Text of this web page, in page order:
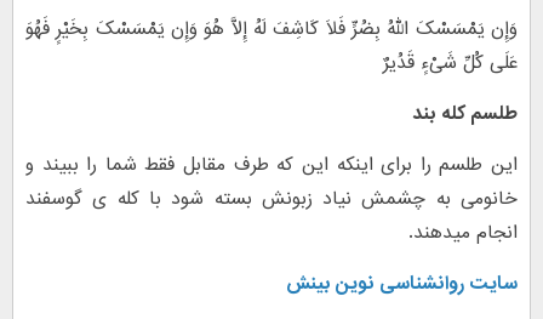
وَإِن یَمْسَسْکَ اللّهُ بِضُرٍّ فَلاَ کَاشِفَ لَهُ إِلاَّ هُوَ وَإِن یَمْسَسْکَ بِخَیْرٍ فَهُوَ
عَلَى کُلِّ شَیْءٍ قَدُیرٌ
طلسم کله بند
این طلسم را برای اینکه این که طرف مقابل فقط شما را ببیند و
خانومی به چشمش نیاد زبونش بسته شود با کله ی گوسفند
انجام میدهند.
سایت روانشناسی نوین بینش